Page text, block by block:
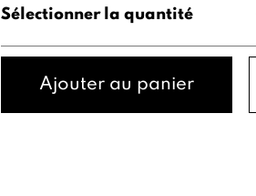
Sélectionner la quantité
Ajouter au panier